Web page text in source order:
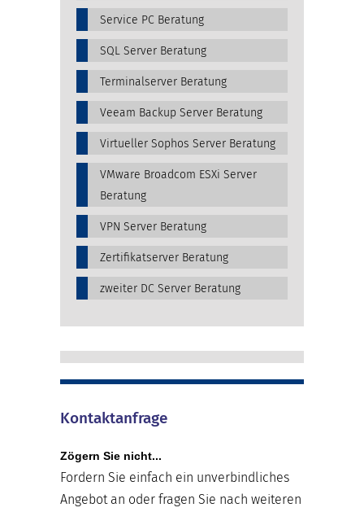
Service PC Beratung
SQL Server Beratung
Terminalserver Beratung
Veeam Backup Server Beratung
Virtueller Sophos Server Beratung
VMware Broadcom ESXi Server
Beratung
VPN Server Beratung
Zertifikatserver Beratung
zweiter DC Server Beratung
Kontaktanfrage
Zögern Sie nicht...
Fordern Sie einfach ein unverbindliches
Angebot an oder fragen Sie nach weiteren